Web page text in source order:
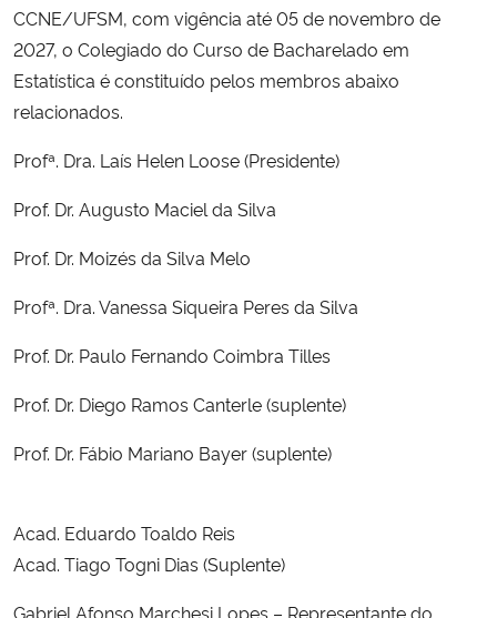
Ministério da Agricultura, Pecuária e Abastecimento
Ministério da Educação
Ministério de Minas e Energia
Ministério da Ciência, Tecnologia, Inovações e Comunicações
Ministério da Mulher, da Família e dos Direitos Humanos
CCNE/UFSM, com vigência até 05 de novembro de
2027, o Colegiado do Curso de Bacharelado em
Estatística é constituído pelos membros abaixo
relacionados.
Profª. Dra. Laís Helen Loose (Presidente)
Prof. Dr. Augusto Maciel da Silva
Prof. Dr. Moizés da Silva Melo
Profª. Dra. Vanessa Siqueira Peres da Silva
Prof. Dr. Paulo Fernando Coimbra Tilles
Prof. Dr. Diego Ramos Canterle (suplente)
Prof. Dr. Fábio Mariano Bayer (suplente)
Acad. Eduardo Toaldo Reis
Acad. Tiago Togni Dias (Suplente)
Gabriel Afonso Marchesi Lopes – Representante do